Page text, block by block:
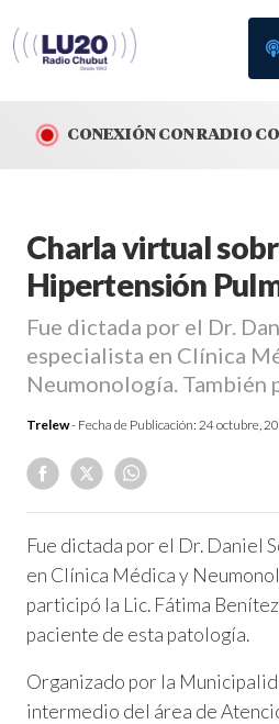
CONEXIÓN CON RADIO
Charla virtual
Hipertensión
Fue dictada por el Dr.
especialista en Clínica
Neumonología. También
Trelew- Fecha de Publicación: 24 octubre,
Fue dictada por el Dr. Daniel
en Clínica Médica y
participó la Lic. Fátima
paciente de esta patología.
Organizado por la
intermedio del área de